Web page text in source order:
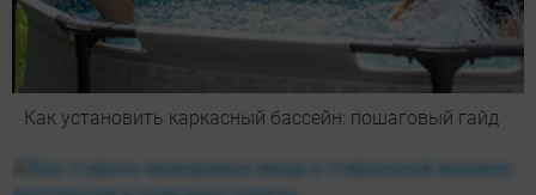
Как установить каркасный бассейн: пошаговый гайд